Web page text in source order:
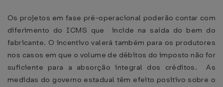
Os projetos em fase pré-operacional poderão contar com
diferimento do ICMS que incide na saída do bem do
fabricante. O incentivo valerá também para os produtores
nos casos em que o volume de débitos do imposto não for
suficiente para a absorção integral dos créditos. As
medidas do governo estadual têm efeito positivo sobre o